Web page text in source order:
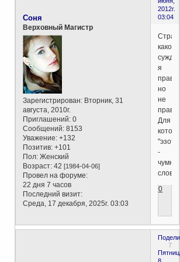
2012г.
03:04
Соня
Верховный Магистр
Зарегистрирован: Вторник, 31
августа, 2010г.
Приглашений: 0
Сообщений: 8153
Уважение: +132
Позитив: +101
Пол: Женский
Возраст: 42[1984-04-06]
Провел на форуме:
22 дня 7 часов
Последний визит:
Среда, 17 декабря, 2025г. 03:03
какое
я
но
не
Для
-
слово.
0
7
8